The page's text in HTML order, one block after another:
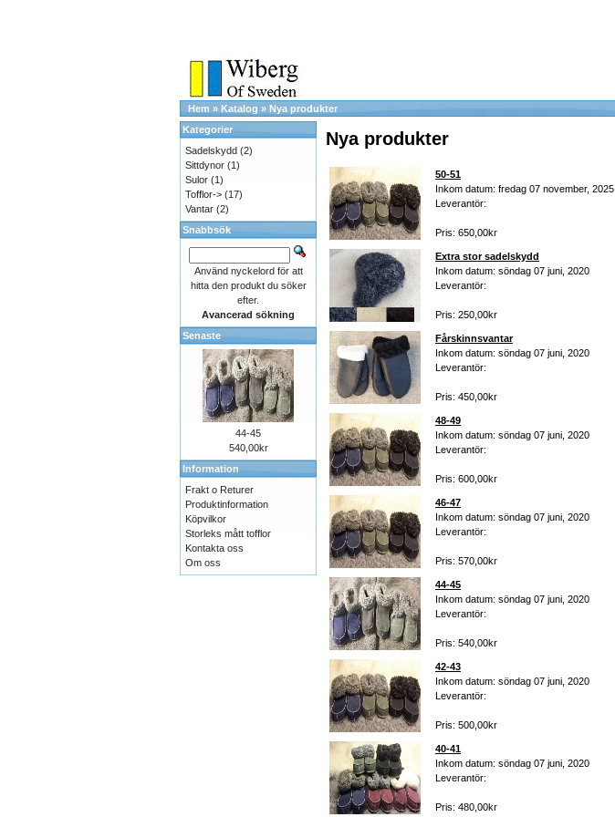
Hem » Katalog » Nya produkter
Nya produkter
50-51
Inkom datum: fredag 07 november, 2025
Leverantör:
Pris: 650,00kr
Extra stor sadelskydd
Inkom datum: söndag 07 juni, 2020
Leverantör:
Pris: 250,00kr
Fårskinnsvantar
Inkom datum: söndag 07 juni, 2020
Leverantör:
Pris: 450,00kr
48-49
Inkom datum: söndag 07 juni, 2020
Leverantör:
Pris: 600,00kr
46-47
Inkom datum: söndag 07 juni, 2020
Leverantör:
Pris: 570,00kr
44-45
Inkom datum: söndag 07 juni, 2020
Leverantör:
Pris: 540,00kr
42-43
Inkom datum: söndag 07 juni, 2020
Leverantör:
Pris: 500,00kr
40-41
Inkom datum: söndag 07 juni, 2020
Leverantör:
Pris: 480,00kr
Kategorier
Sadelskydd (2)
Sittdynor (1)
Sulor (1)
Tofflor-> (17)
Vantar (2)
Snabbsök
Använd nyckelord för att
hitta den produkt du söker
efter.
Avancerad sökning
Senaste
44-45
540,00kr
Information
Frakt o Returer
Produktinformation
Köpvilkor
Storleks mått tofflor
Kontakta oss
Om oss